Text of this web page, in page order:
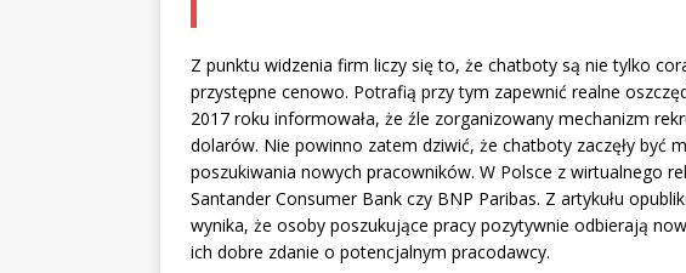
Z punktu widzenia firm liczy się to, że chatboty są nie tylko
przystępne cenowo. Potrafią przy tym zapewnić realne
2017 roku informowała, że źle zorganizowany mechanizm
dolarów. Nie powinno zatem dziwić, że chatboty zaczęły być
poszukiwania nowych pracowników. W Polsce z wirtualnego
Santander Consumer Bank czy BNP Paribas. Z artykułu
wynika, że osoby poszukujące pracy pozytywnie odbierają
ich dobre zdanie o potencjalnym pracodawcy.